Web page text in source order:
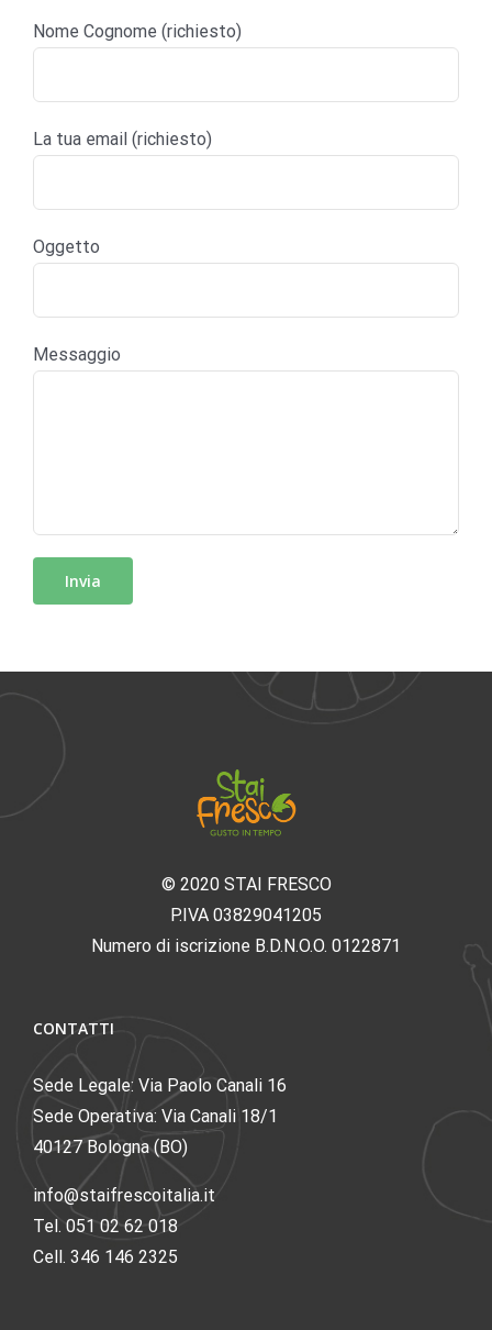
Nome Cognome (richiesto)
La tua email (richiesto)
Oggetto
Messaggio
© 2020 STAI FRESCO
P.IVA 03829041205
Numero di iscrizione B.D.N.O.O. 0122871
CONTATTI
Sede Legale: Via Paolo Canali 16
Sede Operativa: Via Canali 18/1
40127 Bologna (BO)
info@staifrescoitalia.it
Tel. 051 02 62 018
Cell. 346 146 2325